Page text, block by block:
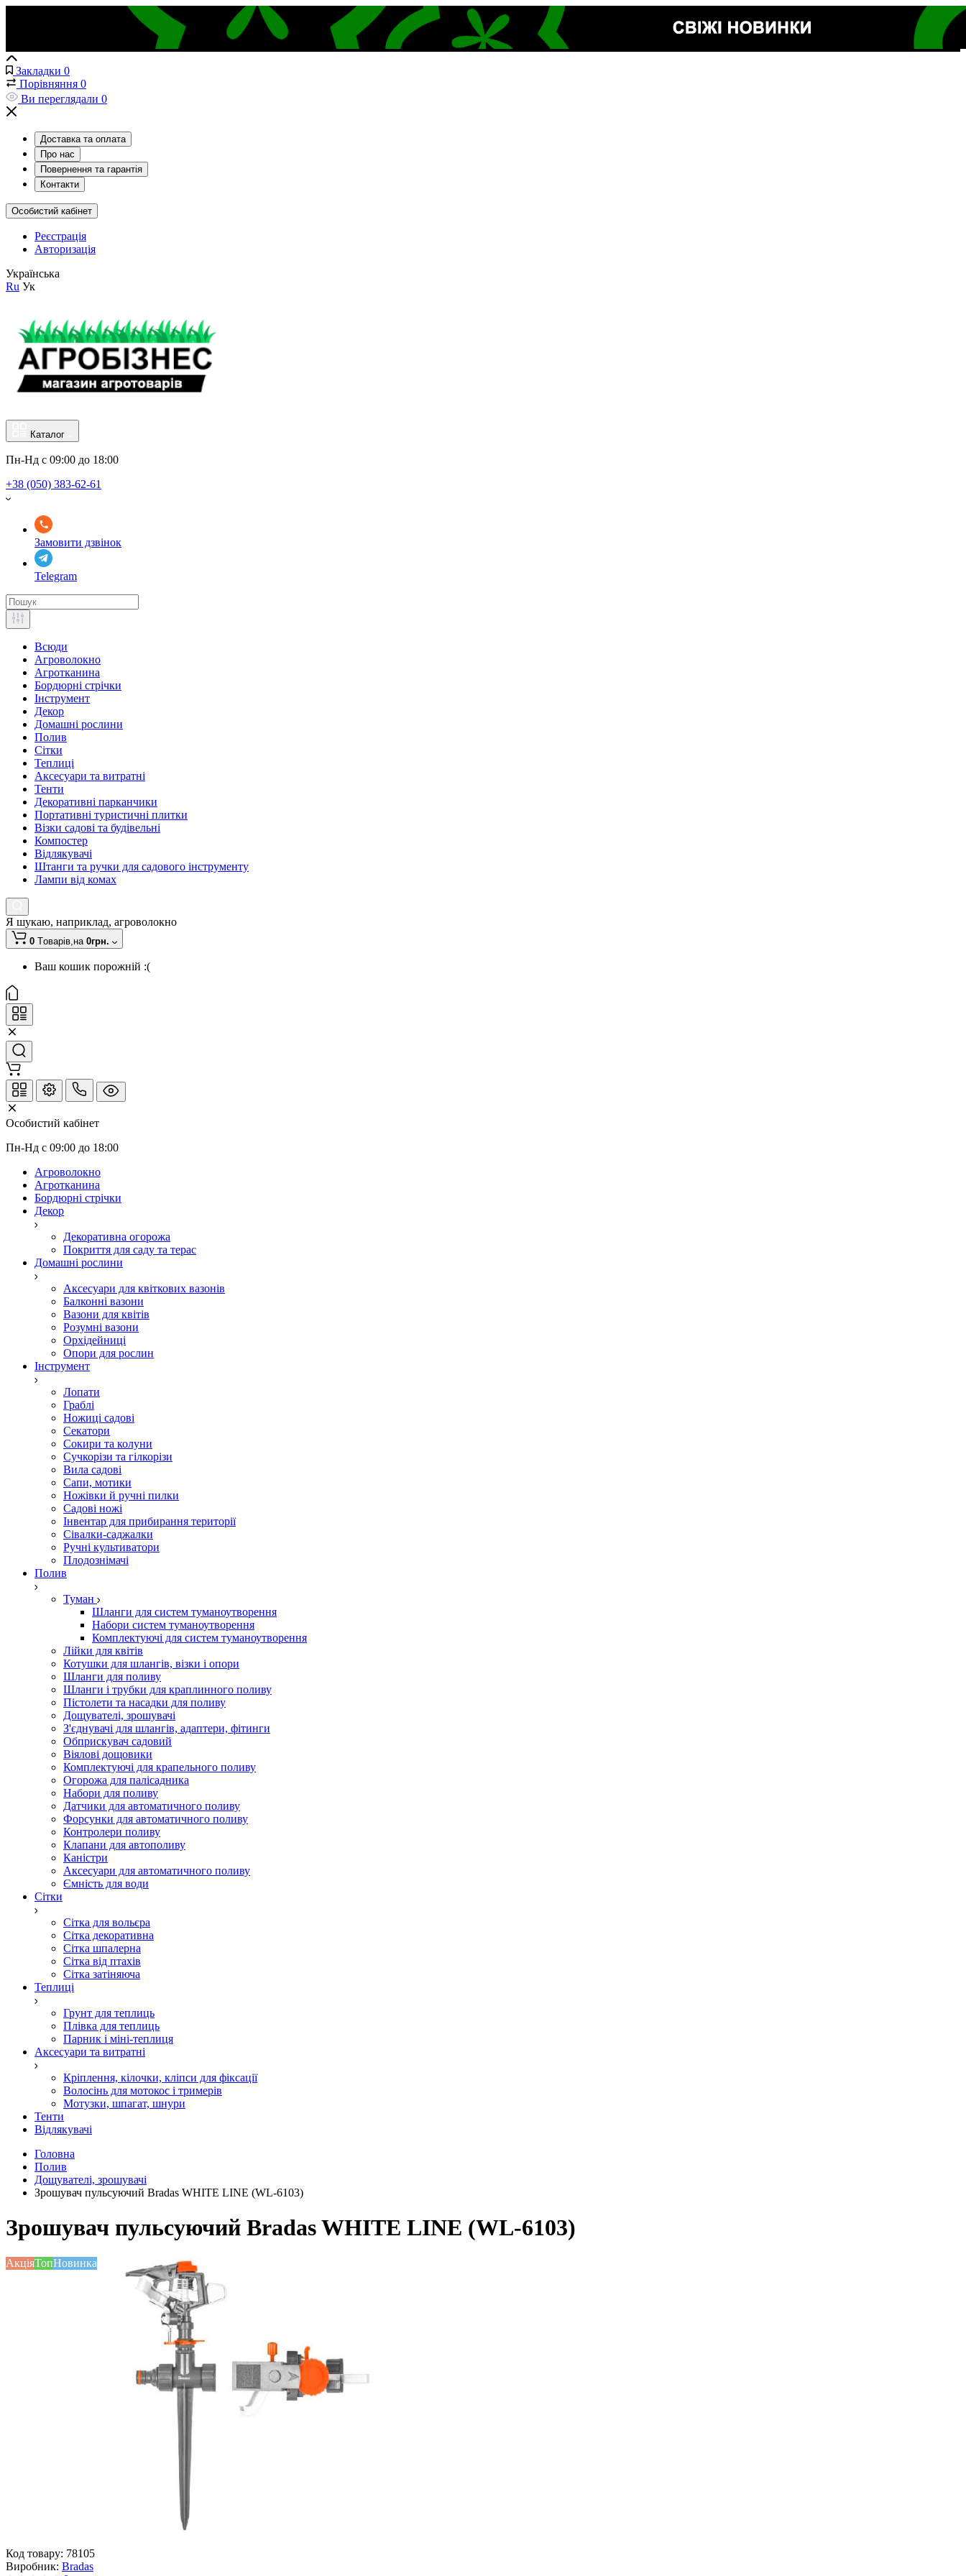
Закладки 0
Порівняння 0
Ви переглядали 0
Доставка та оплата
Про нас
Повернення та гарантія
Контакти
Особистий кабінет
Реєстрація
Авторизація
Українська
Ru Ук
Каталог
Пн-Нд с 09:00 до 18:00
+38 (050) 383-62-61
Замовити дзвінок
Telegram
Всюди
Агроволокно
Агротканина
Бордюрні стрічки
Інструмент
Декор
Домашні рослини
Полив
Сітки
Теплиці
Аксесуари та витратні
Тенти
Декоративні парканчики
Портативні туристичні плитки
Візки садові та будівельні
Компостер
Відлякувачі
Штанги та ручки для садового інструменту
Лампи від комах
Я шукаю, наприклад, агроволокно
0 Tоварів,на 0грн.
Ваш кошик порожній :(
Особистий кабінет
Пн-Нд с 09:00 до 18:00
Агроволокно
Агротканина
Бордюрні стрічки
Декор
Декоративна огорожа
Покриття для саду та терас
Домашні рослини
Аксесуари для квіткових вазонів
Балконні вазони
Вазони для квітів
Розумні вазони
Орхідейниці
Опори для рослин
Інструмент
Лопати
Граблі
Ножиці садові
Секатори
Сокири та колуни
Сучкорізи та гілкорізи
Вила садові
Сапи, мотики
Ножівки й ручні пилки
Садові ножі
Інвентар для прибирання території
Сівалки-саджалки
Ручні культиватори
Плодознімачі
Полив
Туман
Шланги для систем туманоутворення
Набори систем туманоутворення
Комплектуючі для систем туманоутворення
Лійки для квітів
Котушки для шлангів, візки і опори
Шланги для поливу
Шланги і трубки для краплинного поливу
Пістолети та насадки для поливу
Дощувателі, зрошувачі
З'єднувачі для шлангів, адаптери, фітинги
Обприскувач садовий
Віялові дощовики
Комплектуючі для крапельного поливу
Огорожа для палісадника
Набори для поливу
Датчики для автоматичного поливу
Форсунки для автоматичного поливу
Контролери поливу
Клапани для автополиву
Каністри
Аксесуари для автоматичного поливу
Ємність для води
Сітки
Сітка для вольєра
Сітка декоративна
Сітка шпалерна
Сітка від птахів
Сітка затіняюча
Теплиці
Грунт для теплиць
Плівка для теплиць
Парник і міні-теплиця
Аксесуари та витратні
Кріплення, кілочки, кліпси для фіксації
Волосінь для мотокос і тримерів
Мотузки, шпагат, шнури
Тенти
Відлякувачі
Головна
Полив
Дощувателі, зрошувачі
Зрошувач пульсуючий Bradas WHITE LINE (WL-6103)
Зрошувач пульсуючий Bradas WHITE LINE (WL-6103)
АкціяТопНовинка
Код товару: 78105
Виробник: Bradas